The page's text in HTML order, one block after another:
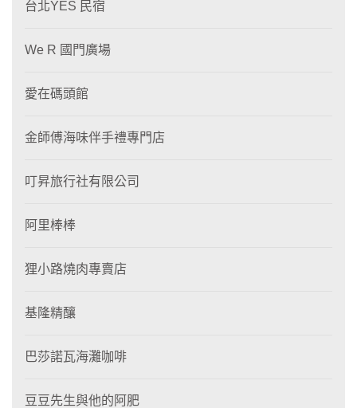
台北YES 民宿
We R 國門廣場
愛在碼頭館
金師傅海味伴手禮專門店
叮昇旅行社有限公司
阿里棒棒
狸⼩路燒肉專賣店
基隆精釀
巴莎諾瓦海灘咖啡
豆豆先生與他的阿肥